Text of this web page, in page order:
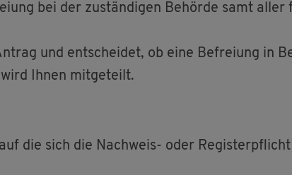
bei der zu­stän­di­gen Be­hör­de samt
und ent­schei­det, ob eine Be­frei­ung in
Ihnen mit­ge­teilt.
die sich die Nach­weis- oder